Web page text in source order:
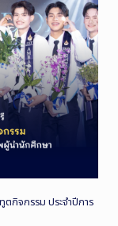
กิจกรรม ประจำปีการ